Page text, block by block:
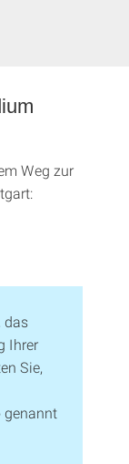
Weg zur
das
Ihrer
Sie,
genannt